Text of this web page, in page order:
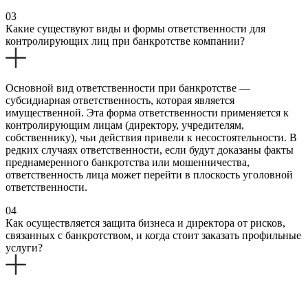
03
Какие существуют виды и формы ответственности для
контролирующих лиц при банкротстве компании?
Основной вид ответственности при банкротстве —
субсидиарная ответственность, которая является
имущественной. Эта форма ответственности применяется к
контролирующим лицам (директору, учредителям,
собственнику), чьи действия привели к несостоятельности. В
редких случаях ответственности, если будут доказаны факты
преднамеренного банкротства или мошенничества,
ответственность лица может перейти в плоскость уголовной
ответственности.
04
Как осуществляется защита бизнеса и директора от рисков,
связанных с банкротством, и когда стоит заказать профильные
услуги?